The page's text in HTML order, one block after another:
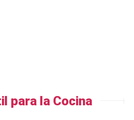
para la Cocina